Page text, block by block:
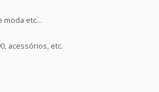
moda etc...
acessórios, etc.